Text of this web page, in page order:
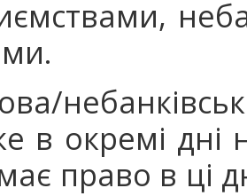
в окремі дні
право в ці